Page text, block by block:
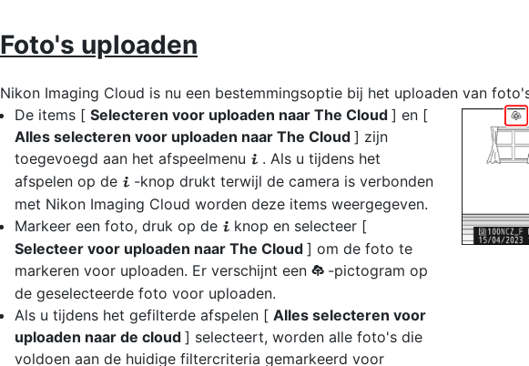
Foto's uploaden
Nikon Imaging Cloud is nu een bestemmingsoptie bij het uploaden van
De items [ Selecteren voor uploaden naar The Cloud ] en [
Alles selecteren voor uploaden naar The Cloud ] zijn
toegevoegd aan het afspeelmenu i . Als u tijdens het
afspelen op de i -knop drukt terwijl de camera is verbonden
met Nikon Imaging Cloud worden deze items weergegeven.
Markeer een foto, druk op de i knop en selecteer [
Selecteer voor uploaden naar The Cloud ] om de foto te
markeren voor uploaden. Er verschijnt een p -pictogram op
de geselecteerde foto voor uploaden.
Als u tijdens het gefilterde afspelen [ Alles selecteren voor
uploaden naar de cloud ] selecteert, worden alle foto's die
voldoen aan de huidige filtercriteria gemarkeerd voor